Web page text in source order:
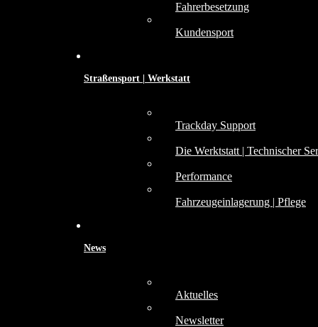
Fahrerbesetzung
Kundensport
Straßensport | Werkstatt
Trackday Support
Die Werktstatt | Technischer
Performance
Fahrzeugeinlagerung | Pflege
News
Aktuelles
Newsletter